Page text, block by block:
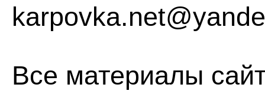
Все материалы